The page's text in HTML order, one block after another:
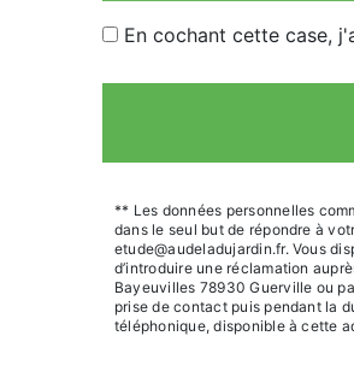
En cochant cette case,
** Les données personnelles
dans le seul but de répondre à
etude@audeladujardin.fr. Vous
d’introduire une réclamation
Bayeuvilles 78930 Guerville ou
prise de contact puis pendant la
téléphonique, disponible à cette